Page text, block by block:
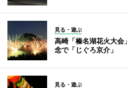
見る・遊ぶ
高崎「榛名湖花火大会
念で「じぐろ京介」
見る・遊ぶ